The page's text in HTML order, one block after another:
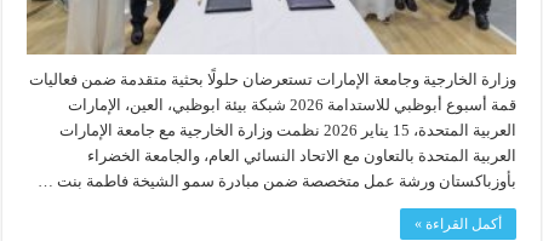
وزارة الخارجية وجامعة الإمارات تستعرضان حلولًا بحثية متقدمة ضمن فعاليات
قمة أسبوع أبوظبي للاستدامة 2026 شبكة بيئة ابوظبي، العين، الإمارات
العربية المتحدة، 15 يناير 2026 نظمت وزارة الخارجية مع جامعة الإمارات
العربية المتحدة بالتعاون مع الاتحاد النسائي العام، والجامعة الخضراء
بأوزباكستان ورشة عمل متخصصة ضمن مبادرة سمو الشيخة فاطمة بنت …
أكمل القراءة »